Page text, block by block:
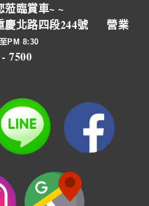
臨賞車~ ~
慶北路四段244號 營業
PM 8:30
7500